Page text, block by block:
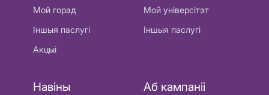
Мой горад
Іншыя паслугі
Акцыі
Мой універсітэт
Іншыя паслугі
Навіны Аб кампаніі